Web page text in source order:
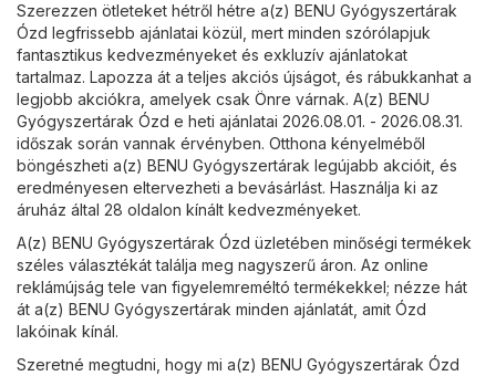
Szerezzen ötleteket hétről hétre a(z) BENU Gyógyszertárak
Ózd legfrissebb ajánlatai közül, mert minden szórólapjuk
fantasztikus kedvezményeket és exkluzív ajánlatokat
tartalmaz. Lapozza át a teljes akciós újságot, és rábukkanhat a
legjobb akciókra, amelyek csak Önre várnak. A(z) BENU
Gyógyszertárak Ózd e heti ajánlatai 2026.08.01. - 2026.08.31.
időszak során vannak érvényben. Otthona kényelméből
böngészheti a(z) BENU Gyógyszertárak legújabb akcióit, és
eredményesen eltervezheti a bevásárlást. Használja ki az
áruház által 28 oldalon kínált kedvezményeket.
A(z) BENU Gyógyszertárak Ózd üzletében minőségi termékek
széles választékát találja meg nagyszerű áron. Az online
reklámújság tele van figyelemreméltó termékekkel; nézze hát
át a(z) BENU Gyógyszertárak minden ajánlatát, amit Ózd
lakóinak kínál.
Szeretné megtudni, hogy mi a(z) BENU Gyógyszertárak Ózd